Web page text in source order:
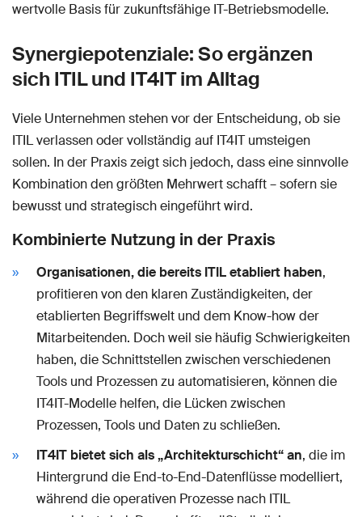
wertvolle Basis für zukunftsfähige IT-Betriebsmodelle.
Synergiepotenziale: So ergänzen
sich ITIL und IT4IT im Alltag
Viele Unternehmen stehen vor der Entscheidung, ob sie
ITIL verlassen oder vollständig auf IT4IT umsteigen
sollen. In der Praxis zeigt sich jedoch, dass eine sinnvolle
Kombination den größten Mehrwert schafft – sofern sie
bewusst und strategisch eingeführt wird.
Kombinierte Nutzung in der Praxis
Organisationen, die bereits ITIL etabliert haben,
profitieren von den klaren Zuständigkeiten, der
etablierten Begriffswelt und dem Know-how der
Mitarbeitenden. Doch weil sie häufig Schwierigkeiten
haben, die Schnittstellen zwischen verschiedenen
Tools und Prozessen zu automatisieren, können die
IT4IT-Modelle helfen, die Lücken zwischen
Prozessen, Tools und Daten zu schließen.
IT4IT bietet sich als „Architekturschicht“ an, die im
Hintergrund die End-to-End-Datenflüsse modelliert,
während die operativen Prozesse nach ITIL